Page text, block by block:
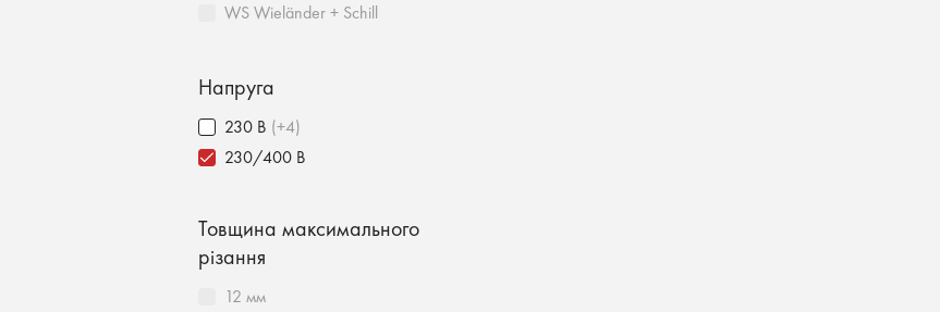
WS Wieländer + Schill
Напруга
230 В (+4)
230/400 В
Товщина максимального
різання
12 мм